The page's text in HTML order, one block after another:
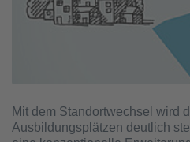
Mit dem Standortwechsel wird
Ausbildungsplätzen deutlich